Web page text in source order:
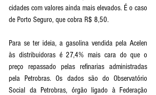
cidades com valores ainda mais elevados. É o caso
de Porto Seguro, que cobra R$ 8,50.
Para se ter ideia, a gasolina vendida pela Acelen
às distribuidoras é 27,4% mais cara do que o
preço repassado pelas refinarias administradas
pela Petrobras. Os dados são do Observatório
Social da Petrobras, órgão ligado à Federação